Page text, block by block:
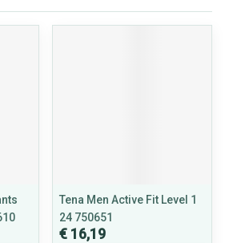
Tena Men Active Fit Level 1
24 750651
€ 16,19